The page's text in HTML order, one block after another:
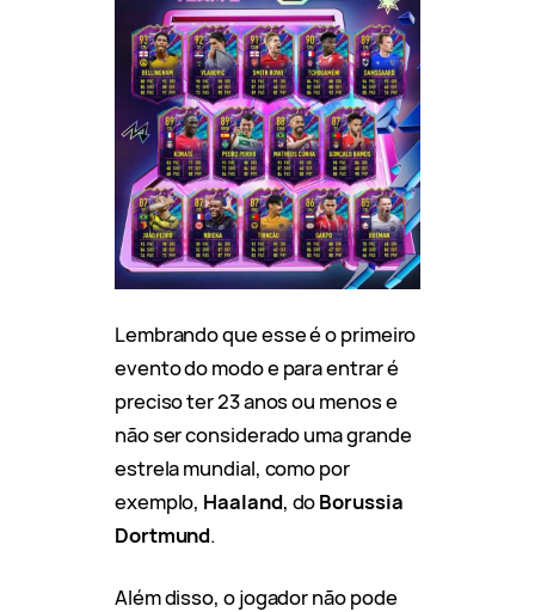
Lembrando que esse é o primeiro
evento do modo e para entrar é
preciso ter 23 anos ou menos e
não ser considerado uma grande
estrela mundial, como por
exemplo, Haaland, doBorussia
Dortmund.
Além disso, o jogador não pode